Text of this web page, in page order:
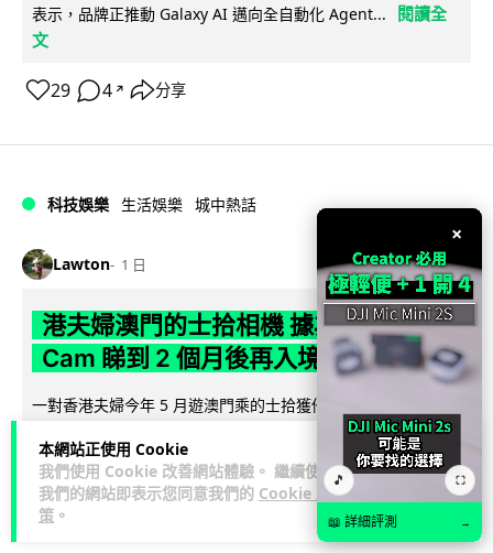
本網站正使用 Cookie
我們使用 Cookie 改善網站體驗。 繼續使用
我們的網站即表示您同意我們的 Cookie 政
策 。
表示，品牌正推動 Galaxy AI 邁向全自動化 Agent...
閱讀全
文
29 4 ↗ 分享
科技娛樂 生活娛樂 城中熱話
Lawton 1 日
港夫婦澳門的士拾相機 據為己有被的士
Cam 睇到 2 個月後再入境被捕
一對香港夫婦今年 5 月遊澳門乘的士拾獲他人遺留相機及電
池，拾遺不報並帶返香港自用。兩人本月 2 日經港珠澳大橋再
次入境澳門時，被治安警察局...
548 75 ↗ 分享
×
🎵 ⛶
📖 詳細評測 →